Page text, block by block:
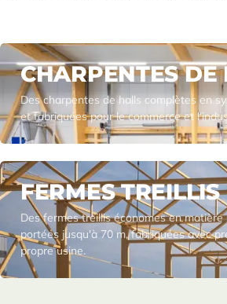
CHARPENTES DE
Des charpentes de halls complètes en
et fabriquées pour le commerce et
FERMES TREILLIS
Des fermes treillis économes en
portées jusqu'à 70 m, fabriquées avec
propre usine.